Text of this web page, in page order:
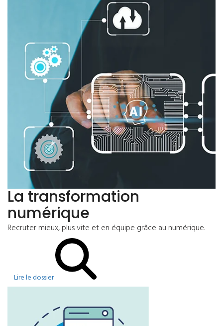
La transformation
numérique
Recruter mieux, plus vite et en équipe grâce au numérique.
Lire le dossier